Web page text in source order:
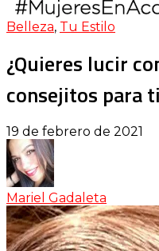
Belleza, Tu Estilo
¿Quieres lucir
consejitos para ti
19 de febrero de 2021
Mariel Gadaleta